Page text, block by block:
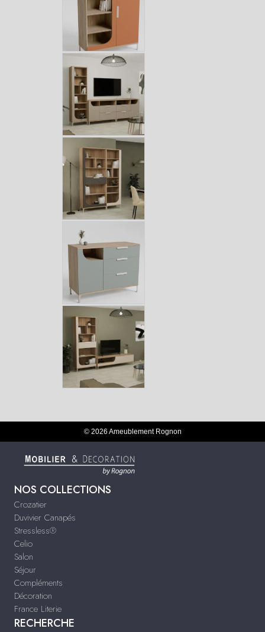
© 2026 Ameublement Rognon
NOS COLLECTIONS
Crozatier
Duvivier Canapés
Stressless®
Celio
Salon
Séjour
Compléments
Décoration
France Literie
RECHERCHE